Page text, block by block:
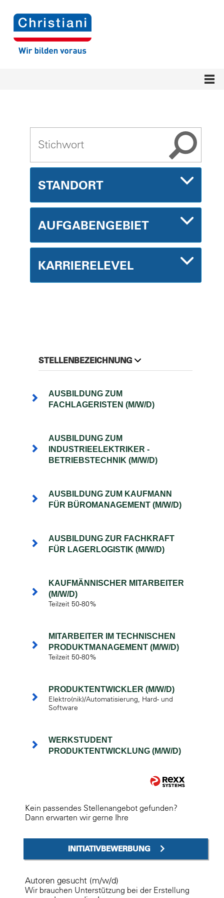
STANDORT
AUFGABENGEBIET
KARRIERELEVEL
STELLENBEZEICHNUNG
AUSBILDUNG ZUM
FACHLAGERISTEN (M/W/D)
AUSBILDUNG ZUM
INDUSTRIEELEKTRIKER -
BETRIEBSTECHNIK (M/W/D)
AUSBILDUNG ZUM KAUFMANN
FÜR BÜROMANAGEMENT (M/W/D)
AUSBILDUNG ZUR FACHKRAFT
FÜR LAGERLOGISTIK (M/W/D)
KAUFMÄNNISCHER MITARBEITER
(M/W/D)
Teilzeit 50-80%
MITARBEITER IM TECHNISCHEN
PRODUKTMANAGEMENT (M/W/D)
Teilzeit 50-80%
PRODUKTENTWICKLER (M/W/D)
Elektro(nik)/Automatisierung, Hard- und
Software
WERKSTUDENT
PRODUKTENTWICKLUNG (M/W/D)
Kein passendes Stellenangebot gefunden?
Dann erwarten wir gerne Ihre
INITIATIVBEWERBUNG
Autoren gesucht (m/w/d)
Wir brauchen Unterstützung bei der Erstellung